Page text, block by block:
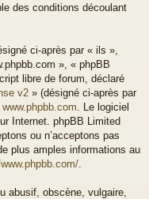
des conditions découlant
ci-après par « ils »,
», « phpBB
libre de forum, déclaré
v2 » (désigné ci-après par
www.phpbb.com . Le logiciel
Internet. phpBB Limited
ou n’acceptons pas
plus amples informations au
abusif, obscène, vulgaire,